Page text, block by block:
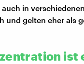
auch in
und gelten eher als
ist